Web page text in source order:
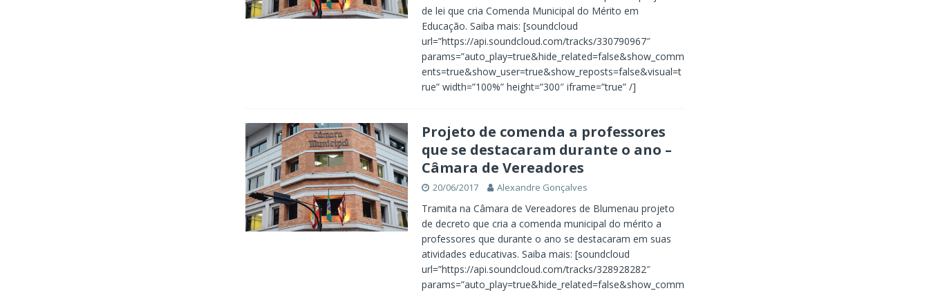
de lei que cria Comenda Municipal do Mérito em
Educação. Saiba mais: [soundcloud
url=”https://api.soundcloud.com/tracks/330790967″
params=”auto_play=true&hide_related=false&show_comm
ents=true&show_user=true&show_reposts=false&visual=t
rue” width=”100%” height=”300″ iframe=”true” /]
Projeto de comenda a professores
que se destacaram durante o ano –
Câmara de Vereadores
20/06/2017 Alexandre Gonçalves
Tramita na Câmara de Vereadores de Blumenau projeto
de decreto que cria a comenda municipal do mérito a
professores que durante o ano se destacaram em suas
atividades educativas. Saiba mais: [soundcloud
url=”https://api.soundcloud.com/tracks/328928282″
params=”auto_play=true&hide_related=false&show_comm